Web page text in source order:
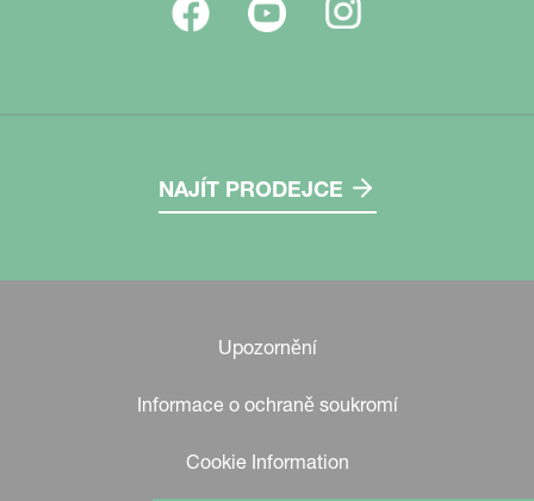
NAJÍT PRODEJCE
Upozornění
Informace o ochraně soukromí
Cookie Information